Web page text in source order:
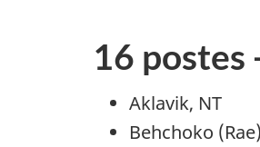
16 postes
Aklavik, NT
Behchoko